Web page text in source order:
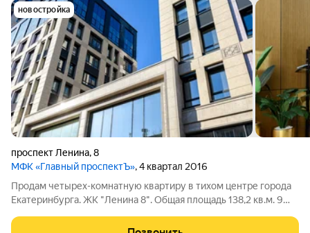
новостройка
проспект Ленина,8
МФК «Главный проспектЪ», 4 квартал 2016
Продам четырех-комнатную квартиру в тихом центре города
Екатеринбурга. ЖК "Ленина 8". Общая площадь 138,2 кв.м. 9
собственник. Документы готовы, без обременений. Ключи